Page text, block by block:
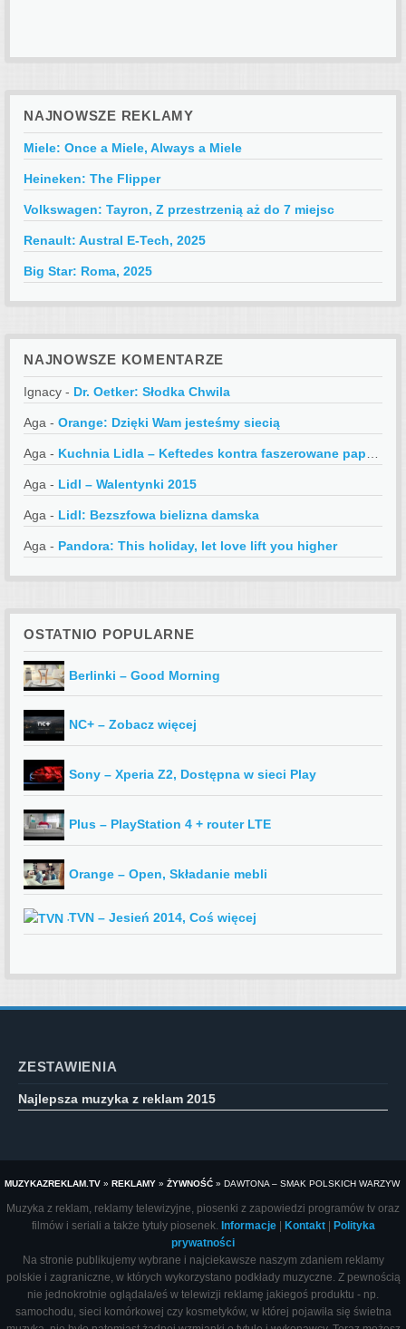
NAJNOWSZE REKLAMY
Miele: Once a Miele, Always a Miele
Heineken: The Flipper
Volkswagen: Tayron, Z przestrzenią aż do 7 miejsc
Renault: Austral E-Tech, 2025
Big Star: Roma, 2025
NAJNOWSZE KOMENTARZE
Ignacy - Dr. Oetker: Słodka Chwila
Aga - Orange: Dzięki Wam jesteśmy siecią
Aga - Kuchnia Lidla – Keftedes kontra faszerowane papryczki
Aga - Lidl – Walentynki 2015
Aga - Lidl: Bezszfowa bielizna damska
Aga - Pandora: This holiday, let love lift you higher
OSTATNIO POPULARNE
Berlinki – Good Morning
NC+ – Zobacz więcej
Sony – Xperia Z2, Dostępna w sieci Play
Plus – PlayStation 4 + router LTE
Orange – Open, Składanie mebli
TVN – Jesień 2014, Coś więcej
ZESTAWIENIA
Najlepsza muzyka z reklam 2015
MUZYKAZREKLAM.TV » REKLAMY » ŻYWNOŚĆ » DAWTONA – SMAK POLSKICH WARZYW
Muzyka z reklam, reklamy telewizyjne, piosenki z zapowiedzi programów tv oraz
filmów i seriali a także tytuły piosenek. Informacje| Kontakt|
Polityka
prywatności
Na stronie publikujemy wybrane i najciekawsze naszym zdaniem reklamy
polskie i zagraniczne, w których wykorzystano podkłady muzyczne. Z pewnością
nie jednokrotnie oglądała/eś w telewizji reklamę jakiegoś produktu - np.
samochodu, sieci komórkowej czy kosmetyków, w której pojawiła się świetna